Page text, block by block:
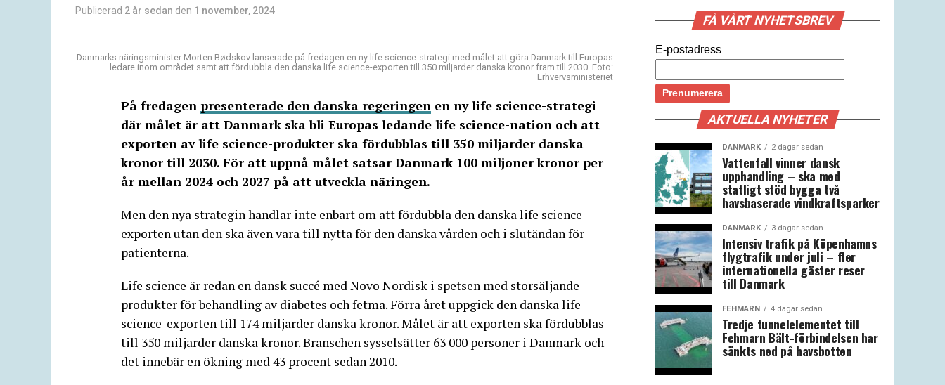
Publicerad 2 år sedan den 1 november, 2024
Danmarks näringsminister Morten Bødskov lanserade på fredagen en ny life science-strategi med målet att göra Danmark till Europas
ledare inom området samt att fördubbla den danska life science-exporten till 350 miljarder danska kronor fram till 2030. Foto:
Erhvervsministeriet
På fredagen presenterade den danska regeringen en ny life science-strategi
där målet är att Danmark ska bli Europas ledande life science-nation och att
exporten av life science-produkter ska fördubblas till 350 miljarder danska
kronor till 2030. För att uppnå målet satsar Danmark 100 miljoner kronor per
år mellan 2024 och 2027 på att utveckla näringen.
Men den nya strategin handlar inte enbart om att fördubbla den danska life science-
exporten utan den ska även vara till nytta för den danska vården och i slutändan för
patienterna.
Life science är redan en dansk succé med Novo Nordisk i spetsen med storsäljande
produkter för behandling av diabetes och fetma. Förra året uppgick den danska life
science-exporten till 174 miljarder danska kronor. Målet är att exporten ska fördubblas
till 350 miljarder danska kronor. Branschen sysselsätter 63 000 personer i Danmark och
det innebär en ökning med 43 procent sedan 2010.
FÅ VÅRT NYHETSBREV
E-postadress
AKTUELLA NYHETER
DANMARK 2 dagar sedan
Vattenfall vinner dansk
upphandling – ska med
statligt stöd bygga två
havsbaserade vindkraftsparker
DANMARK 3 dagar sedan
Intensiv trafik på Köpenhamns
flygtrafik under juli – fler
internationella gäster reser
till Danmark
FEHMARN 4 dagar sedan
Tredje tunnelelementet till
Fehmarn Bält-förbindelsen har
sänkts ned på havsbotten